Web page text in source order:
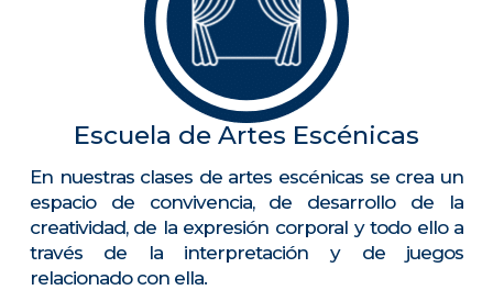
Escuela de Artes Escénicas
En nuestras clases de artes escénicas se crea un
espacio de convivencia, de desarrollo de la
creatividad, de la expresión corporal y todo ello a
través de la interpretación y de juegos
relacionado con ella.